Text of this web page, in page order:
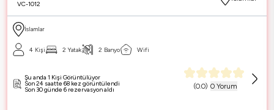
VC-1012
İslamlar
4 Kişi 2 Yatak 2 Banyo Wifi
(0.0) 0 Yorum
Şu anda 1 Kişi Görüntülüyor
Son 24 saatte 68 kez görüntülendi
Son 30 günde 6 rezervasyon aldı